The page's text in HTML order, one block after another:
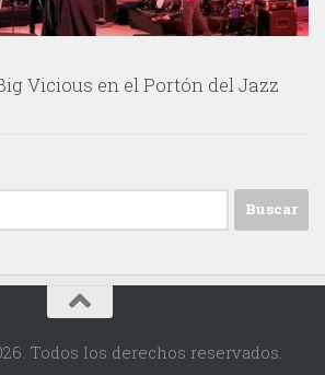
Vicious en el Portón del Jazz
Todos los derechos reservados.